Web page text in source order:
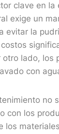
clave en
exige un
evitar la
lado,
con
no
con los
los